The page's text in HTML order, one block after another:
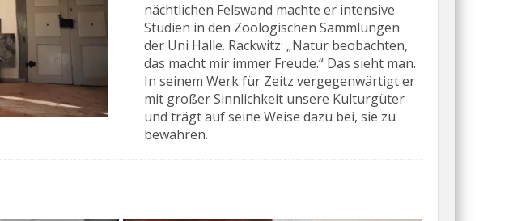
nächtlichen Felswand machte er intensive
Studien in den Zoologischen Sammlungen
der Uni Halle. Rackwitz: „Natur beobachten,
das macht mir immer Freude.“ Das sieht man.
In seinem Werk für Zeitz vergegenwärtigt er
mit großer Sinnlichkeit unsere Kulturgüter
und trägt auf seine Weise dazu bei, sie zu
bewahren.